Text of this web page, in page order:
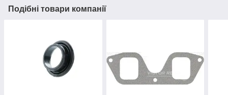
Подібні товари компанії